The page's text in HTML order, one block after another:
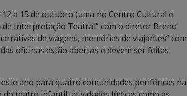
a 15 de outubro (uma no Centro Cultural e
de Interpretação Teatral” com o diretor Breno
de viagens, memórias de viajantes” com
oficinas estão abertas e devem ser feitas
ano para quatro comunidades periféricas na